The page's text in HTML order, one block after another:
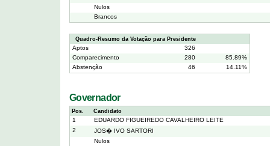
Nulos
Brancos
Quadro-Resumo da Votação para Presidente
Aptos
326
Comparecimento
280
85.89%
Abstenção
46 14.11%
Governador
Pos. Candidato
1
EDUARDO FIGUEIREDO CAVALHEIRO LEITE
2
JOS� IVO SARTORI
Nulos